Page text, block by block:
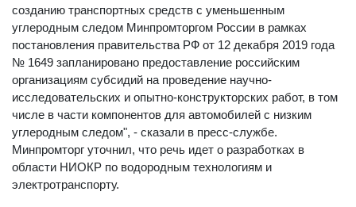
созданию транспортных средств с уменьшенным
углеродным следом Минпромторгом России в рамках
постановления правительства РФ от 12 декабря 2019 года
№ 1649 запланировано предоставление российским
организациям субсидий на проведение научно-
исследовательских и опытно-конструкторских работ, в том
числе в части компонентов для автомобилей с низким
углеродным следом", - сказали в пресс-службе.
Минпромторг уточнил, что речь идет о разработках в
области НИОКР по водородным технологиям и
электротранспорту.